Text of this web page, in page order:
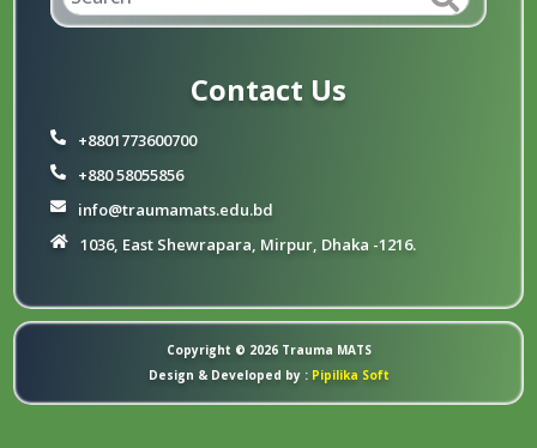
Contact Us
+8801773600700
+880 58055856
info@traumamats.edu.bd
1036, East Shewrapara, Mirpur, Dhaka -1216.
Copyright © 2026 Trauma MATS
Design & Developed by :Pipilika Soft